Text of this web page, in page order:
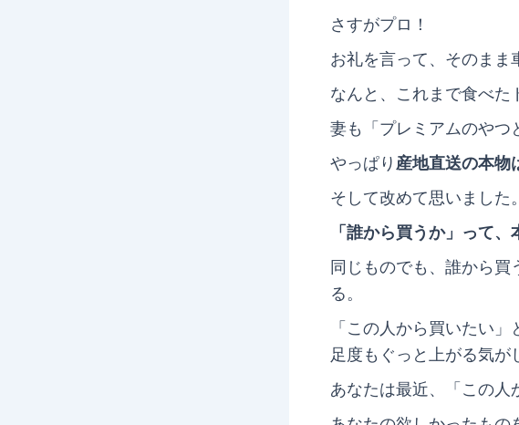
さすがプロ！
お礼を言って、そのま
なんと、これまで食べた
妻も「プレミアムのやつ
やっぱり 産地直送の本物
そして改めて思いました。
「誰から買うか」って、
同じものでも、誰から買
る。
「この人から買いたい
足度もぐっと上がる気が
あなたは最近、「この人